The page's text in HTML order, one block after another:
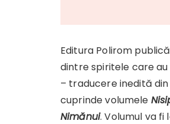
Editura Polirom
dintre spiritele care
– traducere inedită
cuprinde volumele
Nimănui. Volumul va fi